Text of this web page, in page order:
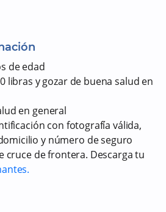
de edad
libras y gozar de buena salud en
en general
con fotografía válida,
y número de seguro
cruce de frontera. Descarga tu